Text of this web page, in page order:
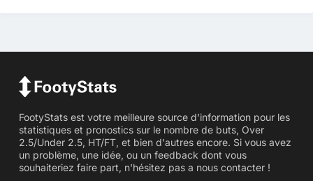
FootyStats est votre meilleure source d'information pour les
statistiques et pronostics sur le nombre de buts, Over
2.5/Under 2.5, HT/FT, et bien d'autres encore. Si vous avez
un problème, une idée, ou un feedback dont vous
souhaiteriez faire part, n'hésitez pas a nous contacter !